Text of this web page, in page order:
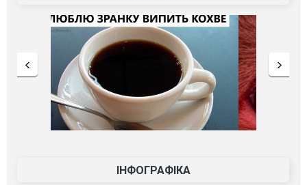
ІНФОГРАФІКА